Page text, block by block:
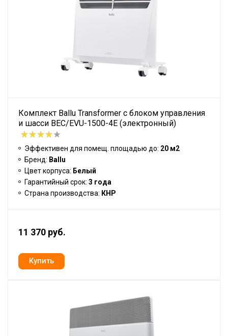
Комплект Ballu Transformer с блоком управления
и шасси BEC/EVU-1500-4E (электронный)
Эффективен для помещ. площадью до: 20 м2
Бренд: Ballu
Цвет корпуса: Белый
Гарантийный срок: 3 года
Страна производства: КНР
11 370 руб.